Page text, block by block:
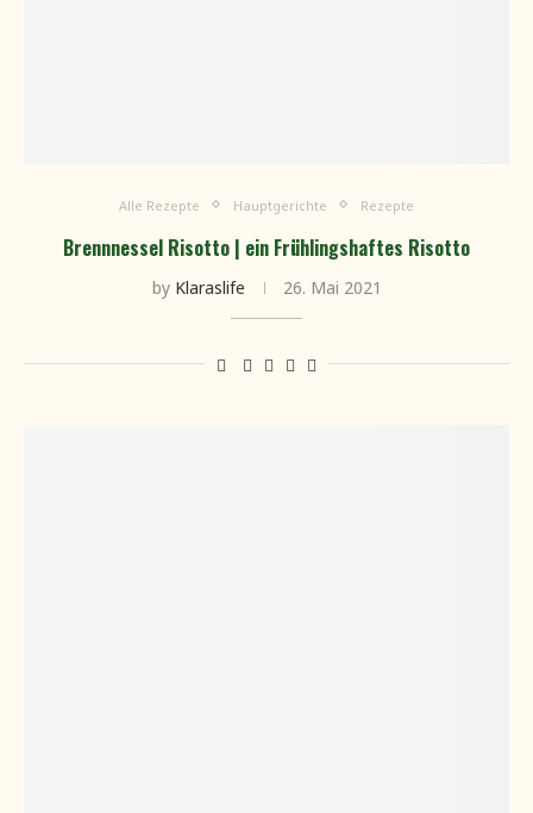
Alle Rezepte Hauptgerichte Rezepte
Brennnessel Risotto | ein Frühlingshaftes Risotto
by Klaraslife 26. Mai 2021